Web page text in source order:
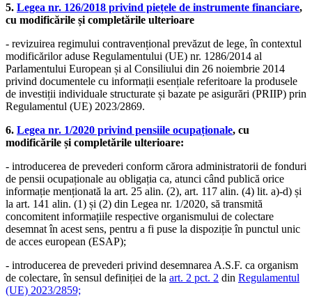
5. Legea nr. 126/2018 privind piețele de instrumente financiare,
cu modificările și completările ulterioare
- revizuirea regimului contravențional prevăzut de lege, în contextul
modificărilor aduse Regulamentului (UE) nr. 1286/2014 al
Parlamentului European și al Consiliului din 26 noiembrie 2014
privind documentele cu informații esențiale referitoare la produsele
de investiții individuale structurate și bazate pe asigurări (PRIIP) prin
Regulamentul (UE) 2023/2869.
6. Legea nr. 1/2020 privind pensiile ocupaționale, cu
modificările și completările ulterioare:
- introducerea de prevederi conform cărora administratorii de fonduri
de pensii ocupaționale au obligația ca, atunci când publică orice
informație menționată la art. 25 alin. (2), art. 117 alin. (4) lit. a)-d) și
la art. 141 alin. (1) și (2) din Legea nr. 1/2020, să transmită
concomitent informațiile respective organismului de colectare
desemnat în acest sens, pentru a fi puse la dispoziție în punctul unic
de acces european (ESAP);
- introducerea de prevederi privind desemnarea A.S.F. ca organism
de colectare, în sensul definiției de la art. 2 pct. 2 din Regulamentul
(UE) 2023/2859;